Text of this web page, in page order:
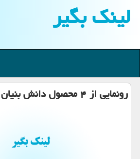
لینك بگیر
رونمایی از ۴ محصول دانش بنیان در شیراز